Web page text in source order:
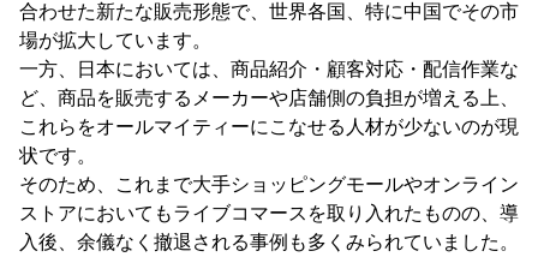
合わせた新たな販売形態で、世界各国、特に中国でその市
場が拡大しています。
一方、日本においては、商品紹介・顧客対応・配信作業な
ど、商品を販売するメーカーや店舗側の負担が増える上、
これらをオールマイティーにこなせる人材が少ないのが現
状です。
そのため、これまで大手ショッピングモールやオンライン
ストアにおいてもライブコマースを取り入れたものの、導
入後、余儀なく撤退される事例も多くみられていました。